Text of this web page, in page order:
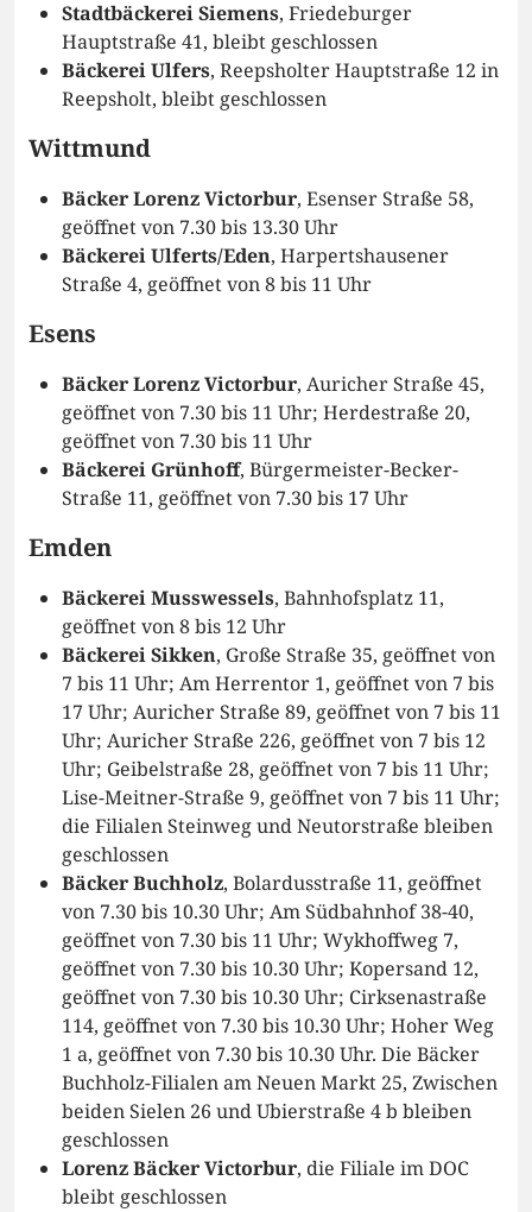
Stadtbäckerei Siemens, Friedeburger
Hauptstraße 41, bleibt geschlossen
Bäckerei Ulfers, Reepsholter Hauptstraße 12 in
Reepsholt, bleibt geschlossen
Wittmund
Bäcker Lorenz Victorbur, Esenser Straße 58,
geöffnet von 7.30 bis 13.30 Uhr
Bäckerei Ulferts/Eden, Harpertshausener
Straße 4, geöffnet von 8 bis 11 Uhr
Esens
Bäcker Lorenz Victorbur, Auricher Straße 45,
geöffnet von 7.30 bis 11 Uhr; Herdestraße 20,
geöffnet von 7.30 bis 11 Uhr
Bäckerei Grünhoff, Bürgermeister-Becker-
Straße 11, geöffnet von 7.30 bis 17 Uhr
Emden
Bäckerei Musswessels, Bahnhofsplatz 11,
geöffnet von 8 bis 12 Uhr
Bäckerei Sikken, Große Straße 35, geöffnet von
7 bis 11 Uhr; Am Herrentor 1, geöffnet von 7 bis
17 Uhr; Auricher Straße 89, geöffnet von 7 bis 11
Uhr; Auricher Straße 226, geöffnet von 7 bis 12
Uhr; Geibelstraße 28, geöffnet von 7 bis 11 Uhr;
Lise-Meitner-Straße 9, geöffnet von 7 bis 11 Uhr;
die Filialen Steinweg und Neutorstraße bleiben
geschlossen
Bäcker Buchholz, Bolardusstraße 11, geöffnet
von 7.30 bis 10.30 Uhr; Am Südbahnhof 38-40,
geöffnet von 7.30 bis 11 Uhr; Wykhoffweg 7,
geöffnet von 7.30 bis 10.30 Uhr; Kopersand 12,
geöffnet von 7.30 bis 10.30 Uhr; Cirksenastraße
114, geöffnet von 7.30 bis 10.30 Uhr; Hoher Weg
1 a, geöffnet von 7.30 bis 10.30 Uhr. Die Bäcker
Buchholz-Filialen am Neuen Markt 25, Zwischen
beiden Sielen 26 und Ubierstraße 4 b bleiben
geschlossen
Lorenz Bäcker Victorbur, die Filiale im DOC
bleibt geschlossen